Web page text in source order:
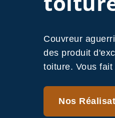
Couvreur
des produit
toiture. Vous
Nos